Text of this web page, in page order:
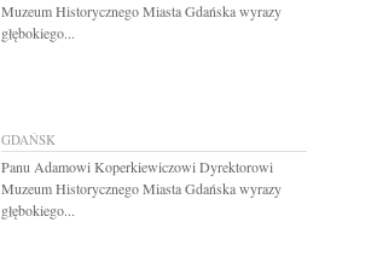
Muzeum Historycznego Miasta Gdańska wyrazy
głębokiego...
GDAŃSK
Panu Adamowi Koperkiewiczowi Dyrektorowi
Muzeum Historycznego Miasta Gdańska wyrazy
głębokiego...